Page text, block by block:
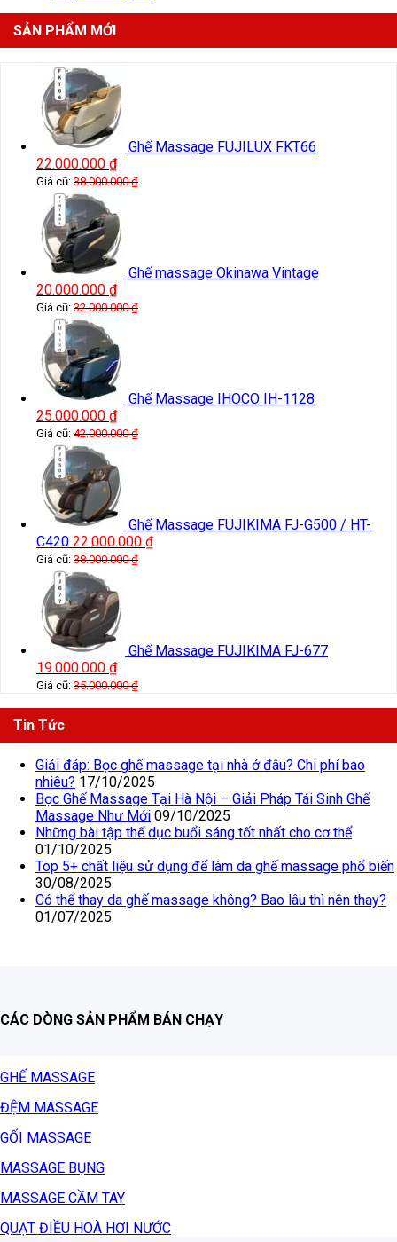
SẢN PHẨM MỚI
Ghế Massage FUJILUX FKT66
22.000.000 ₫
Giá cũ: 38.000.000₫
Ghế massage Okinawa Vintage
20.000.000 ₫
Giá cũ: 32.000.000₫
Ghế Massage IHOCO IH-1128
25.000.000 ₫
Giá cũ: 42.000.000₫
Ghế Massage FUJIKIMA FJ-G500 / HT-
C420 22.000.000 ₫
Giá cũ: 38.000.000₫
Ghế Massage FUJIKIMA FJ-677
19.000.000 ₫
Giá cũ: 35.000.000₫
Tin Tức
Giải đáp: Bọc ghế massage tại nhà ở đâu? Chi phí bao
nhiêu? 17/10/2025
Bọc Ghế Massage Tại Hà Nội – Giải Pháp Tái Sinh Ghế
Massage Như Mới 09/10/2025
Những bài tập thể dục buổi sáng tốt nhất cho cơ thể
01/10/2025
Top 5+ chất liệu sử dụng để làm da ghế massage phổ biến
30/08/2025
Có thể thay da ghế massage không? Bao lâu thì nên thay?
01/07/2025
CÁC DÒNG SẢN PHẨM BÁN CHẠY
GHẾ MASSAGE
ĐỆM MASSAGE
GỐI MASSAGE
MASSAGE BỤNG
MASSAGE CẦM TAY
QUẠT ĐIỀU HOÀ HƠI NƯỚC